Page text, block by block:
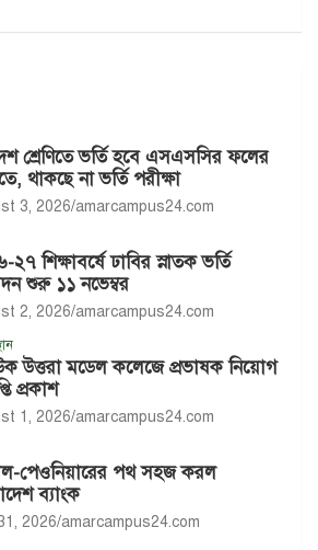
শ্রেণিতে ভর্তি হবে এসএসসির ফলের
থাকছে না ভর্তি পরীক্ষা
3, 2026 amarcampus24.com
২৭ শিক্ষাবর্ষে ঢাবির স্নাতক ভর্তি
শুরু ১১ নভেম্বর
2, 2026 amarcampus24.com
উত্তরা মডেল কলেজে প্রভাষক নিয়োগ
প্রকাশ
1, 2026 amarcampus24.com
পেওনিয়ারের পথ সহজ করল
ব্যাংক
2026 amarcampus24.com